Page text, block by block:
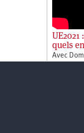
quels
Avec